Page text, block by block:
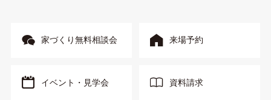
家づくり無料相談会 来場予約
イベント・見学会 資料請求